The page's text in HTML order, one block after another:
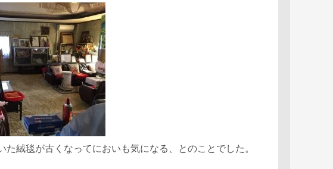
絨毯が古くなってにおいも気になる、とのことでした。